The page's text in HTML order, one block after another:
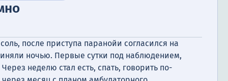
после приступа паранойи согласился на
ночью. Первые сутки под наблюдением,
неделю стал есть, спать, говорить по-